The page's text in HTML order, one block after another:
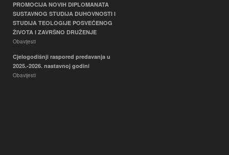
PROMOCIJA NOVIH DIPLOMANATA
SUSTAVNOG STUDIJA DUHOVNOSTI I
STUDIJA TEOLOGIJE POSVEĆENOG
ŽIVOTA I ZAVRŠNO DRUŽENJE
Obavijesti
Cjelogodišnji raspored predavanja u
2025.-2026. nastavnoj godini
Obavijesti